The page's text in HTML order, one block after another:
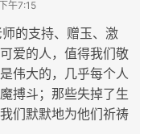
午7:15
的支持、赠玉、激
爱的人，值得我们敬
伟大的，几乎每个人
搏斗；那些失掉了生
们默默地为他们祈祷